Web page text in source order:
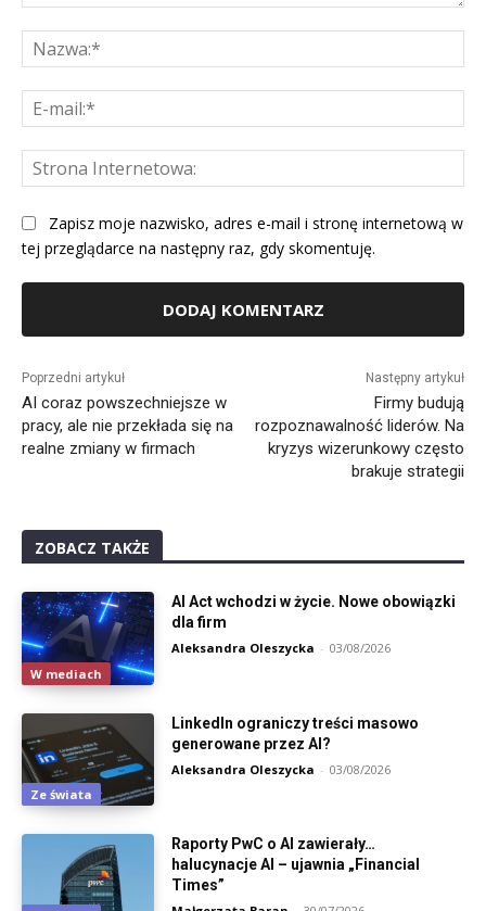
Zapisz moje nazwisko, adres e-mail i stronę internetową w
tej przeglądarce na następny raz, gdy skomentuję.
Poprzedni artykuł
AI coraz powszechniejsze w
pracy, ale nie przekłada się na
realne zmiany w firmach
Następny artykuł
Firmy budują
rozpoznawalność liderów. Na
kryzys wizerunkowy często
brakuje strategii
ZOBACZ TAKŻE
W mediach
AI Act wchodzi w życie. Nowe obowiązki
dla firm
Aleksandra Oleszycka - 03/08/2026
Ze świata
LinkedIn ograniczy treści masowo
generowane przez AI?
Aleksandra Oleszycka - 03/08/2026
Raporty PwC o AI zawierały…
halucynacje AI – ujawnia „Financial
Times”